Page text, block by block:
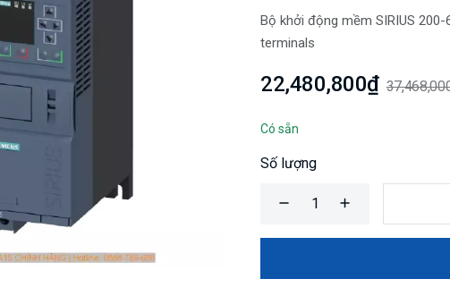
Bộ khởi động mềm SIRIUS
terminals
22,480,800₫
Có sẵn
Số lượng